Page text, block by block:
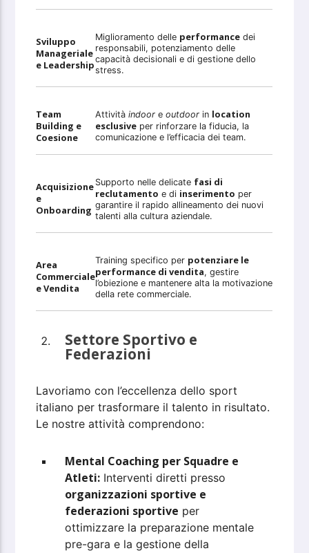
Sviluppo
Manageriale
e Leadership
Miglioramento delle performance dei
responsabili, potenziamento delle
capacità decisionali e di gestione dello
stress.
Team
Building e
Coesione
Attivitàindoor eoutdoor in location
esclusive per rinforzare la fiducia, la
comunicazione e l’efficacia dei team.
Acquisizione
e
Onboarding
Supporto nelle delicate fasi di
reclutamento e di inserimento per
garantire il rapido allineamento dei nuovi
talenti alla cultura aziendale.
Area
Commerciale
e Vendita
Training specifico per potenziare le
performance di vendita, gestire
l’obiezione e mantenere alta la motivazione
della rete commerciale.
Settore Sportivo e
Federazioni
Lavoriamo con l’eccellenza dello sport
italiano per trasformare il talento in risultato.
Le nostre attività comprendono:
Mental Coaching per Squadre e
Atleti: Interventi diretti presso
organizzazioni sportive e
federazioni sportive per
ottimizzare la preparazione mentale
pre-gara e la gestione della